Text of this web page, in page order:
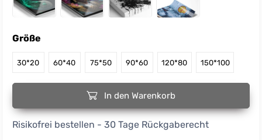
Größe
30*20 60*40 75*50 90*60 120*80 150*100
In den Warenkorb
Risikofrei bestellen - 30 Tage Rückgaberecht